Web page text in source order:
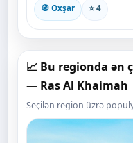
🧭 Oxşar ⭐ 4
📈 Bu regionda ən
— Ras Al Khaimah
Seçilən region üzrə